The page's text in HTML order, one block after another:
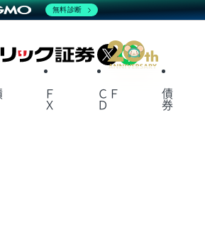
X
Ｆ
Ｘ
ＣＦ
Ｄ
債
券
無料診断